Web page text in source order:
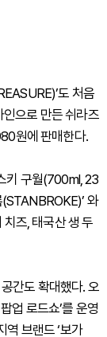
도 처음
인으로 만든 쉬라즈
원에 판매한다.
키 구월(700ml, 23
와
즈, 태국산 생 두
간도 확대했다. 오
업 로드쇼’를 운영
역 브랜드 ‘보가